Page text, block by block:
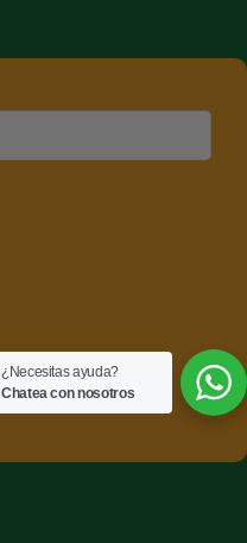
¿Necesitas ayuda?
Chatea con nosotros